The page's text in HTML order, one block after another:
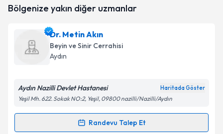
Bölgenize yakın diğer uzmanlar
Dr. Metin Akın
Beyin ve Sinir Cerrahisi
Aydın
Aydın Nazilli Devlet Hastanesi Haritada Göster
Yeşil Mh. 622. Sokak NO:2, Yeşil, 09800 nazilli/Nazilli/Aydın
Randevu Talep Et
Randevu Takvimi Talebi